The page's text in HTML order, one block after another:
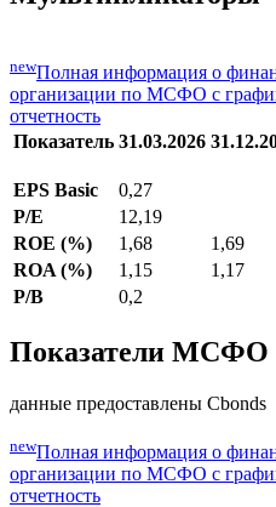
newПолная информация о
организации по МСФО с
отчетность
Показатель 31.03.2026
EPS Basic
0,27
P/E
12,19
ROE (%)
1,68 1,69
ROA (%)
1,15 1,17
P/B
0,2
Показатели МСФО
данные предоставлены Cbonds
newПолная информация о
организации по МСФО с
отчетность